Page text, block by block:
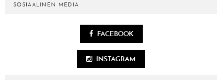
SOSIAALINEN MEDIA
FACEBOOK
INSTAGRAM